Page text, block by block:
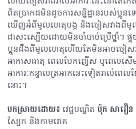
ពិតប្រាកដមិនដូចការសន្និដ្ឋានរបស់ប្អូន
ឃើញអំពីមូលហេតុបង្ក និងចៀសវាងពីមូ
ជាសះស្បើយដោយមិនចាំបាច់ប្រើថ្នាំ។
ប្អូនដឹងពីមូលហេតុហើយតែមិនអាចចៀសវា
អាកាសធាតុ ពេលបែកញើស ឬពេលសើម
អាការៈកន្ទាលត្រអាកនេះទៀតរាល់ព
នោះ។
បកស្រាយដោយ៖ វេជ្ជបណ្ឌិត ប៉ុក សាវឿន
ស្បែក និងកាមរោគ